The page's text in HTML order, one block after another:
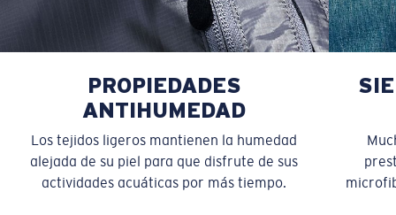
PROPIEDADES
ANTIHUMEDAD
Los tejidos ligeros mantienen la humedad
alejada de su piel para que disfrute de sus
actividades acuáticas por más tiempo.